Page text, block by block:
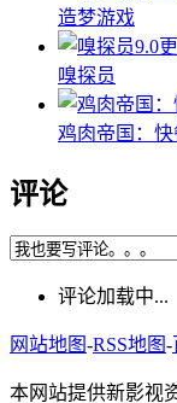
造梦游戏
9.0
嗅探员
鸡肉帝国：
评论
评论加载中...
网站地图-RSS地图-
本网站提供新影视